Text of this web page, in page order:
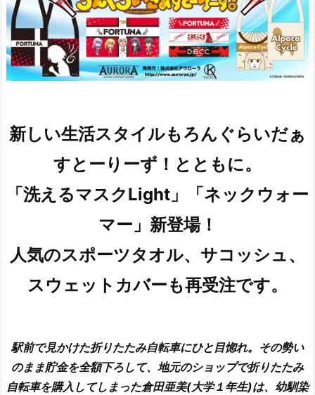
新しい生活スタイルもろんぐらいだぁ
すとーりーず！とともに。
「洗えるマスクLight」「ネックウォー
マー」新登場！
人気のスポーツタオル、サコッシュ、
スウェットカバーも再受注です。
駅前で見かけた折りたたみ自転車にひと目惚れ。その勢い
のまま貯金を全額下ろして、地元のショップで折りたたみ
自転車を購入してしまった倉田亜美(大学１年生)は、幼馴染